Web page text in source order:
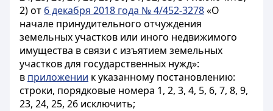
2) от 6 декабря 2018 года № 4/452-3278«О
начале принудительного отчуждения
земельных участков или иного недвижимого
имущества в связи с изъятием земельных
участков для государственных нужд»:
в приложении к указанному постановлению:
строки, порядковые номера 1, 2, 3, 4, 5, 6, 7, 8, 9,
23, 24, 25, 26 исключить;